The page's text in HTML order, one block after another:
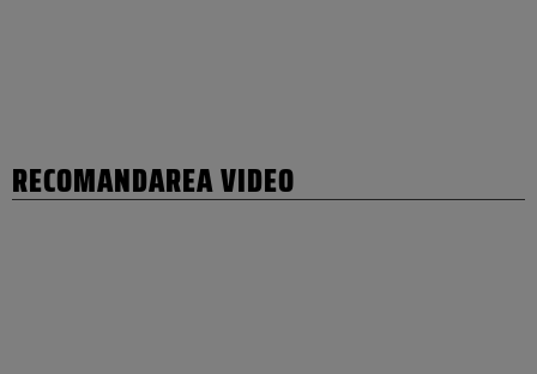
RECOMANDAREA VIDEO